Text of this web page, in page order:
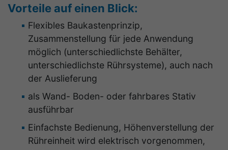
Vorteile auf einen Blick:
Flexibles Baukastenprinzip,
Zusammenstellung für jede Anwendung
möglich (unterschiedlichste Behälter,
unterschiedlichste Rührsysteme), auch nach
der Auslieferung
als Wand- Boden- oder fahrbares Stativ
ausführbar
Einfachste Bedienung, Höhenverstellung der
Rühreinheit wird elektrisch vorgenommen,